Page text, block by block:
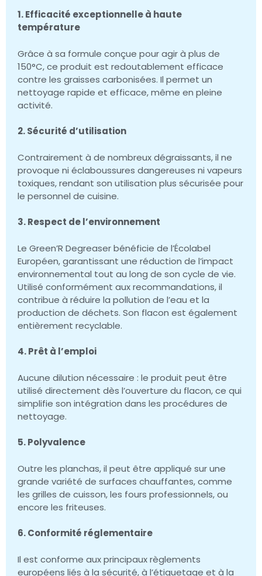
1. Efficacité exceptionnelle à haute
température
Grâce à sa formule conçue pour agir à plus de
150°C, ce produit est redoutablement efficace
contre les graisses carbonisées. Il permet un
nettoyage rapide et efficace, même en pleine
activité.
2. Sécurité d’utilisation
Contrairement à de nombreux dégraissants, il ne
provoque ni éclaboussures dangereuses ni vapeurs
toxiques, rendant son utilisation plus sécurisée pour
le personnel de cuisine.
3. Respect de l’environnement
Le Green’R Degreaser bénéficie de l’Écolabel
Européen, garantissant une réduction de l’impact
environnemental tout au long de son cycle de vie.
Utilisé conformément aux recommandations, il
contribue à réduire la pollution de l’eau et la
production de déchets. Son flacon est également
entièrement recyclable.
4. Prêt à l’emploi
Aucune dilution nécessaire : le produit peut être
utilisé directement dès l’ouverture du flacon, ce qui
simplifie son intégration dans les procédures de
nettoyage.
5. Polyvalence
Outre les planchas, il peut être appliqué sur une
grande variété de surfaces chauffantes, comme
les grilles de cuisson, les fours professionnels, ou
encore les friteuses.
6. Conformité réglementaire
Il est conforme aux principaux règlements
européens liés à la sécurité, à l’étiquetage et à la